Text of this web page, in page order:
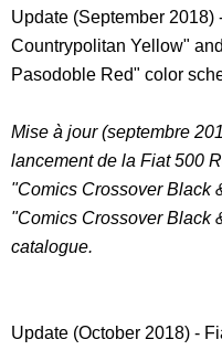
Update (September
Countrypolitan Yellow"
Pasodoble Red" color
Mise à jour (septembre
lancement de la Fiat 500
"Comics Crossover Black
"Comics Crossover Black
catalogue.
Update (October 2018) -